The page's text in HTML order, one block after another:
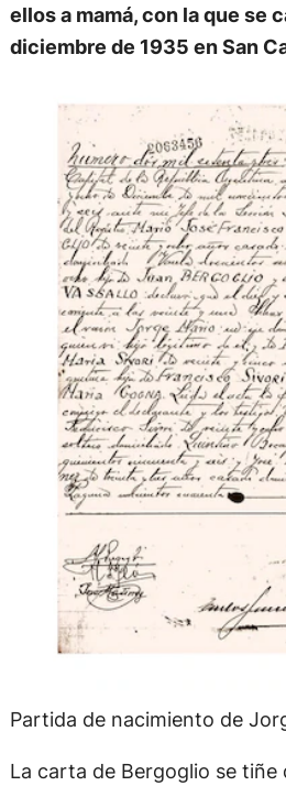
ellos a mamá, con la que se
diciembre de 1935 en San
Partida de nacimiento de
La carta de Bergoglio se tiñe